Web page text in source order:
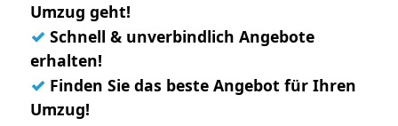
Umzug geht!
✓ Schnell & unverbindlich Angebote
erhalten!
✓ Finden Sie das beste Angebot für Ihren
Umzug!